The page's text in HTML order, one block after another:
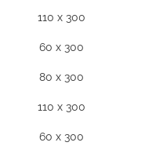
110 x 300
60 x 300
80 x 300
110 x 300
60 x 300